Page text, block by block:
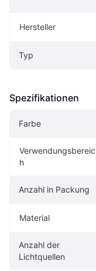
Hersteller
Typ
Spezifikationen
Farbe
Verwendungsbereic
h
Anzahl in Packung
Material
Anzahl der
Lichtquellen